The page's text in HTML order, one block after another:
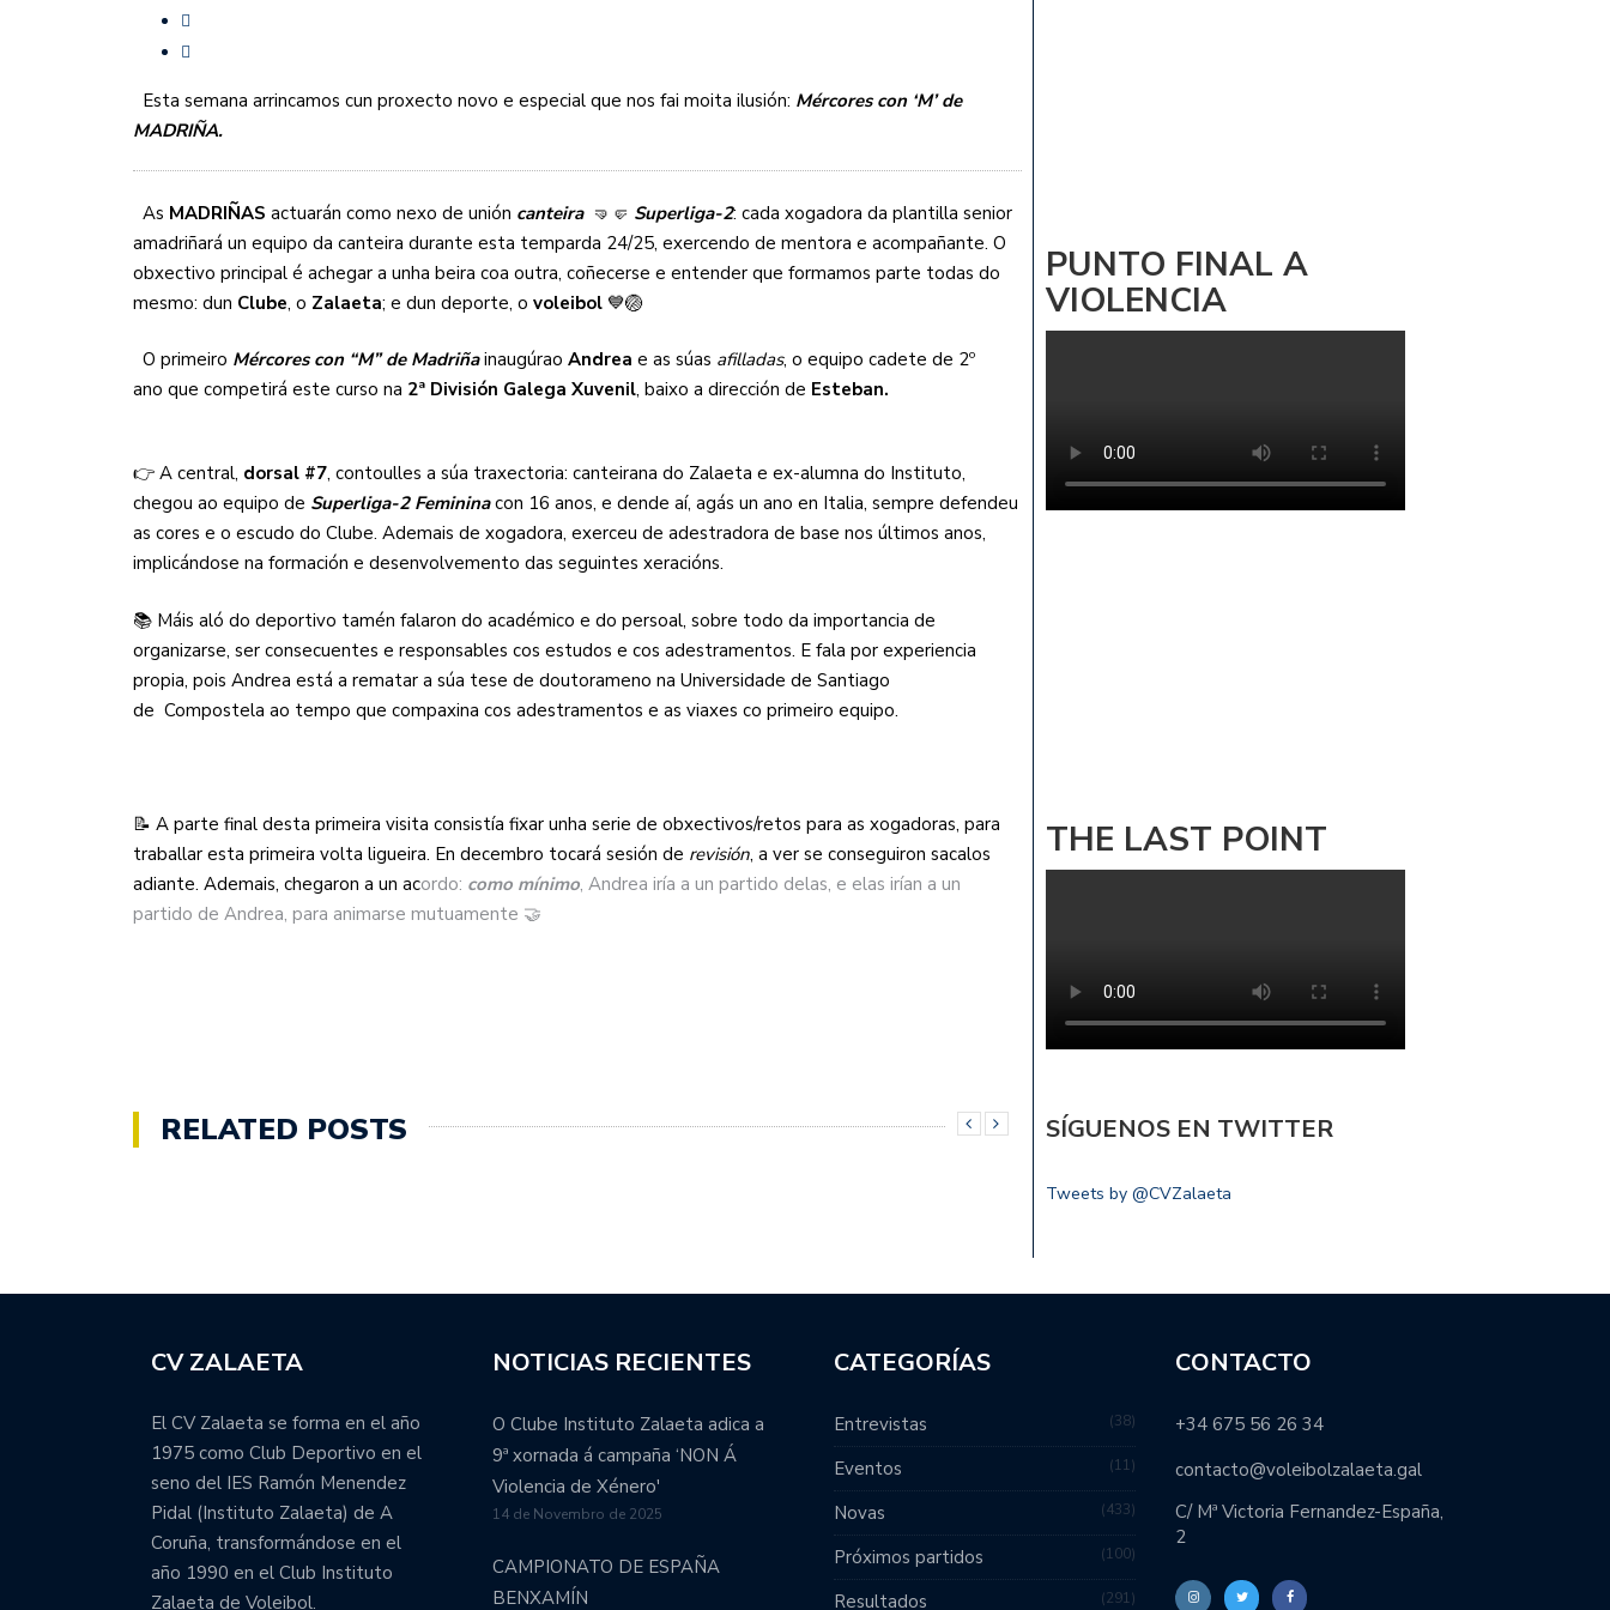
Esta semana arrincamos cun proxecto novo e especial que nos fai moita ilusión: Mércores con ‘M’ de
MADRIÑA.
As MADRIÑAS actuarán como nexo de unión canteira🤜🤛 Superliga-2: cada xogadora da plantilla senior
amadriñará un equipo da canteira durante esta temparda 24/25, exercendo de mentora e acompañante. O
obxectivo principal é achegar a unha beira coa outra, coñecerse e entender que formamos parte todas do
mesmo: dun Clube, o Zalaeta; e dun deporte, ovoleibol 💙🏐
O primeiro Mércores con “M” de MadriñainaugúraoAndrea e as súas afilladas, o equipo cadete de 2º
ano que competirá este curso na 2ª División Galega Xuvenil, baixo a dirección de Esteban.
👉 A central, dorsal #7, contoulles a súa traxectoria: canteirana do Zalaeta e ex-alumna do Instituto,
chegou ao equipo de Superliga-2 Feminina con 16 anos, e dende aí, agás un ano en Italia, sempre defendeu
as cores e o escudo do Clube. Ademais de xogadora, exerceu de adestradora de base nos últimos anos,
implicándosena formación e desenvolvemento das seguintes xeracións.
📚 Máis aló do deportivo tamén falaron do académico e do persoal, sobre todo da importancia de
organizarse, ser consecuentes e responsables cos estudos e cos adestramentos. E fala por experiencia
propia, pois Andrea está a rematar a súa tese de doutorameno naUniversidade de Santiago
de Compostela ao tempo que compaxina cos adestramentos e as viaxes co primeiro equipo.
📝 A parte final desta primeira visita consistía fixar unha serie de obxectivos/retos para as xogadoras,para
traballar esta primeira volta ligueira. En decembro tocará sesión de revisión, a ver se conseguiron sacalos
adiante. Ademais, chegaron a un acordo: como mínimo, Andrea iría a un partido delas, e elas irían a un
partido de Andrea, para animarse mutuamente 🤝
RELATED POSTS
PUNTO FINAL A
VIOLENCIA
THE LAST POINT
SÍGUENOS EN TWITTER
Tweets by @CVZalaeta
CV ZALAETA
El CV Zalaeta se forma en el año
1975 como Club Deportivo en el
seno del IES Ramón Menendez
Pidal (Instituto Zalaeta) de A
Coruña, transformándose en el
año 1990 en el Club Instituto
Zalaeta de Voleibol.
NOTICIAS RECIENTES
O Clube Instituto Zalaeta adica a
9ª xornada á campaña ‘NON Á
Violencia de Xénero'
14 de Novembro de 2025
CAMPIONATO DE ESPAÑA
BENXAMÍN
CATEGORÍAS
Entrevistas 38
Eventos 11
Novas 433
Próximos partidos 100
Resultados 291
CONTACTO
+34 675 56 26 34
contacto@voleibolzalaeta.gal
C/ Mª Victoria Fernandez-España,
2